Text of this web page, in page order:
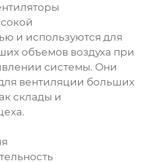
и используются для
объемов воздуха при
системы. Они
вентиляции больших
склады и